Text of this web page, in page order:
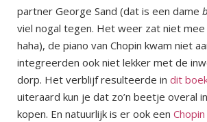
partner George Sand (dat is een dame
viel nogal tegen. Het weer zat niet
haha), de piano van Chopin kwam niet
integreerden ook niet lekker met de
dorp. Het verblijf resulteerde in dit
uiteraard kun je dat zo’n beetje overal
kopen. En natuurlijk is er ook een